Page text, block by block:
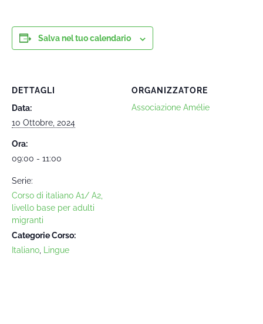
Salva nel tuo calendario
DETTAGLI
Data:
10 Ottobre, 2024
Ora:
09:00 - 11:00
Serie:
Corso di italiano A1/ A2,
livello base per adulti
migranti
Categorie Corso:
Italiano
Lingue
ORGANIZZATORE
Associazione Amélie